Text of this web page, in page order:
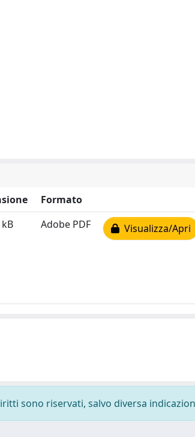
Formato
Adobe PDF Visualizza/Apri
sono riservati, salvo diversa